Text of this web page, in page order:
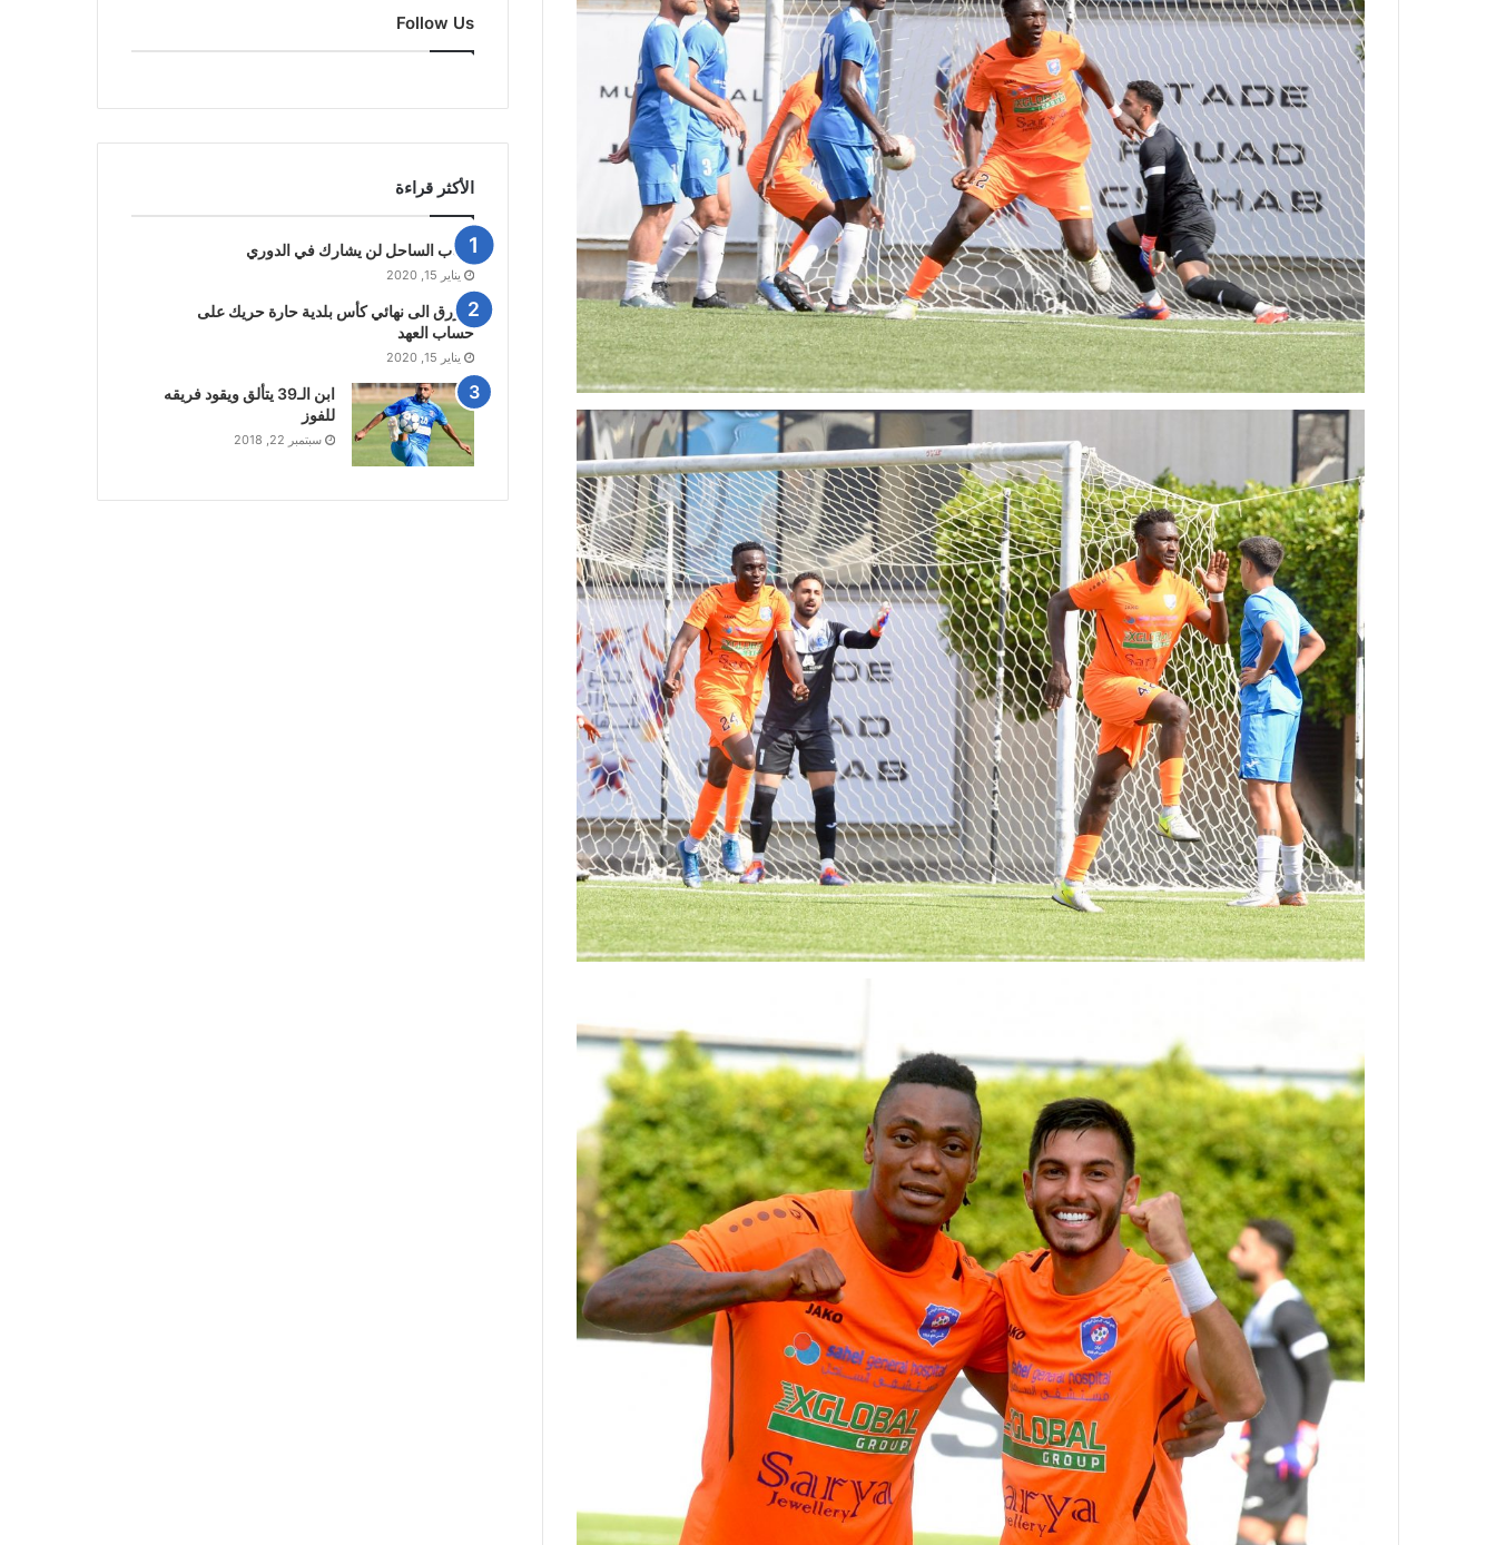
Follow Us
الأكثر قراءة
شباب الساحل لن يشارك في الدوري
يناير 15, 2020
الازرق الى نهائي كأس بلدية حارة حريك على
حساب العهد
يناير 15, 2020
ابن الـ39 يتألق ويقود فريقه
للفوز
سبتمبر 22, 2018